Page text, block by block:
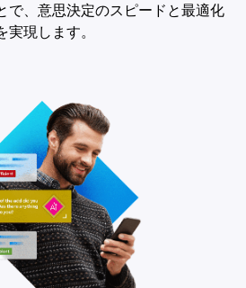
で、意思決定のスピードと最適化
実現します。